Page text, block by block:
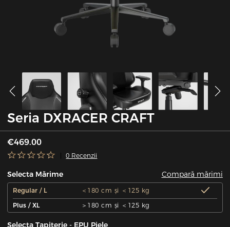
Seria DXRACER CRAFT
€469.00
0 Recenzii
Selecta Mărime Compară mărimi
Regular / L
＜180 cm și ＜125 kg
Plus / XL
＞180 cm și ＜125 kg
Selecta Tapițerie - EPU Piele